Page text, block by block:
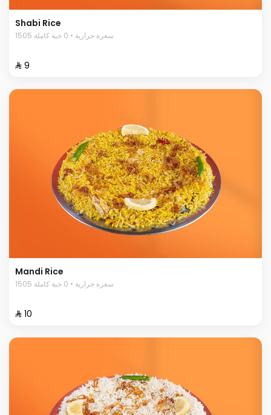
Shabi Rice
1505 سعرة حرارية • 0 حبة كاملة
⁨⁦‪‬ 9⁩
Mandi Rice
1505 سعرة حرارية • 0 حبة كاملة
⁨⁦‪‬ 10⁩